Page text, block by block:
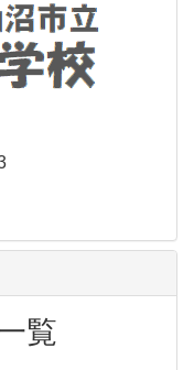
覧